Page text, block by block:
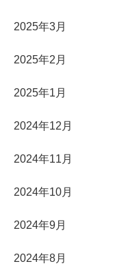
2025年3月
2025年2月
2025年1月
2024年12月
2024年11月
2024年10月
2024年9月
2024年8月